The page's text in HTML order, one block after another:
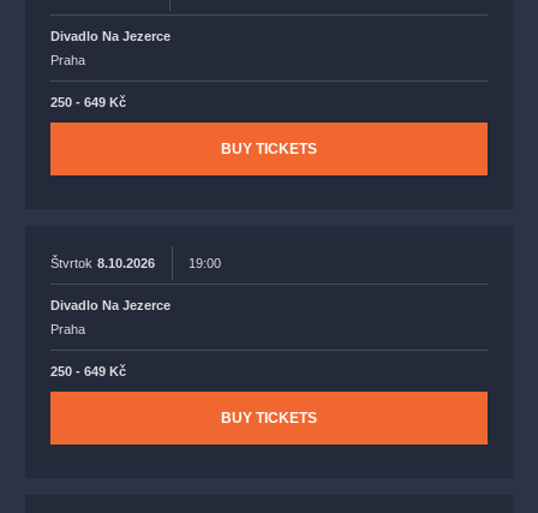
Divadlo Na Jezerce
Praha
250 - 649 Kč
BUY TICKETS
Štvrtok 8.10.2026 19:00
Divadlo Na Jezerce
Praha
250 - 649 Kč
BUY TICKETS